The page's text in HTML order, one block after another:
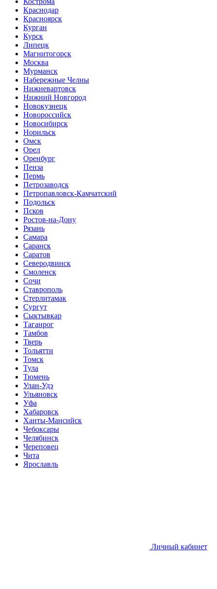
Краснодар
Красноярск
Курган
Курск
Липецк
Магнитогорск
Москва
Мурманск
Набережные Челны
Нижневартовск
Нижний Новгород
Новокузнецк
Новороссийск
Новосибирск
Норильск
Омск
Орел
Оренбург
Пенза
Пермь
Петрозаводск
Петропавловск-Камчатский
Подольск
Псков
Ростов-на-Дону
Рязань
Самара
Саранск
Саратов
Северодвинск
Смоленск
Сочи
Ставрополь
Стерлитамак
Сургут
Сыктывкар
Таганрог
Тамбов
Тверь
Тольятти
Томск
Тула
Тюмень
Улан-Удэ
Ульяновск
Уфа
Хабаровск
Ханты-Мансийск
Чебоксары
Челябинск
Череповец
Чита
Ярославль
Личный кабинет